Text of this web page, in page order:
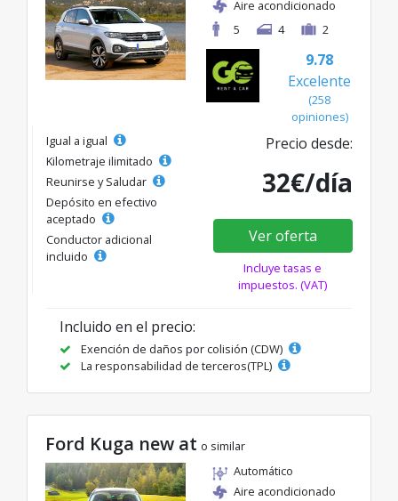
Aire acondicionado
5
4 2
9.78
Excelente
(258
opiniones)
Igual a igual
Kilometraje ilimitado
Reunirse y Saludar
Depósito en efectivo
aceptado
Conductor adicional
incluido
Precio desde:
32€/día
Ver oferta
Incluye tasas e
impuestos. (VAT)
Incluido en el precio:
Exención de daños por colisión (CDW)
La responsabilidad de terceros(TPL)
Ford Kuga new at o similar
Automático
Aire acondicionado